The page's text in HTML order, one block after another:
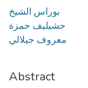
بوراس الشيخ
حشيليف حمزة
معروف جيلالي
Abstract